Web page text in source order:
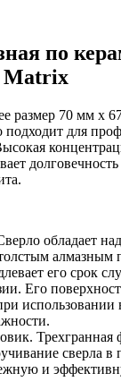
по
Matrix
размер 70 мм х
подходит для
обладает
алмазным
его срок
Его
использовании
Трехгранная
сверла в
и